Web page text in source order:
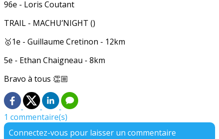
96e - Loris Coutant
TRAIL - MACHU’NIGHT ()
🥇1e - Guillaume Cretinon - 12km
5e - Ethan Chaigneau - 8km
Bravo à tous 👏🏼
1 commentaire(s)
Connectez-vous pour laisser un commentaire